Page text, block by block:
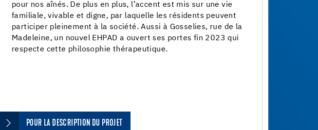
pour nos aînés. De plus en plus, l’accent est mis sur une vie
familiale, vivable et digne, par laquelle les résidents peuvent
participer pleinement à la société. Aussi à Gosselies, rue de la
Madeleine, un nouvel EHPAD a ouvert ses portes fin 2023 qui
respecte cette philosophie thérapeutique.
POUR LA DESCRIPTION DU PROJET